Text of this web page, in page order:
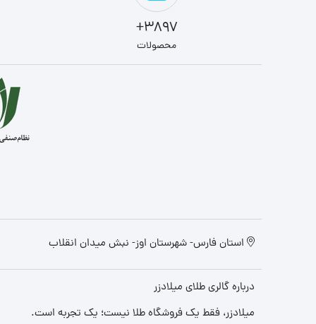
1,450
1,480
1,590
1,620
3897+
محصولات
استان فارس- شهرستان اوز- نبش میدان انقلاب
درباره گالری طلای میلادزر
میلادزر، فقط یک فروشگاه طلا نیست؛ یک تجربه‌ است.